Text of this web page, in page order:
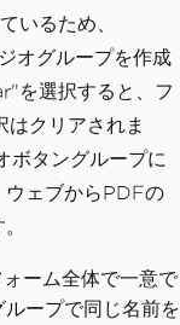
= 'trav
input
.
rende
いるため、
オグループを作成
を選択すると、フ
はクリアされま
ボタングループに
ウェブからPDFの
ーム全体で一意で
ープで同じ名前を